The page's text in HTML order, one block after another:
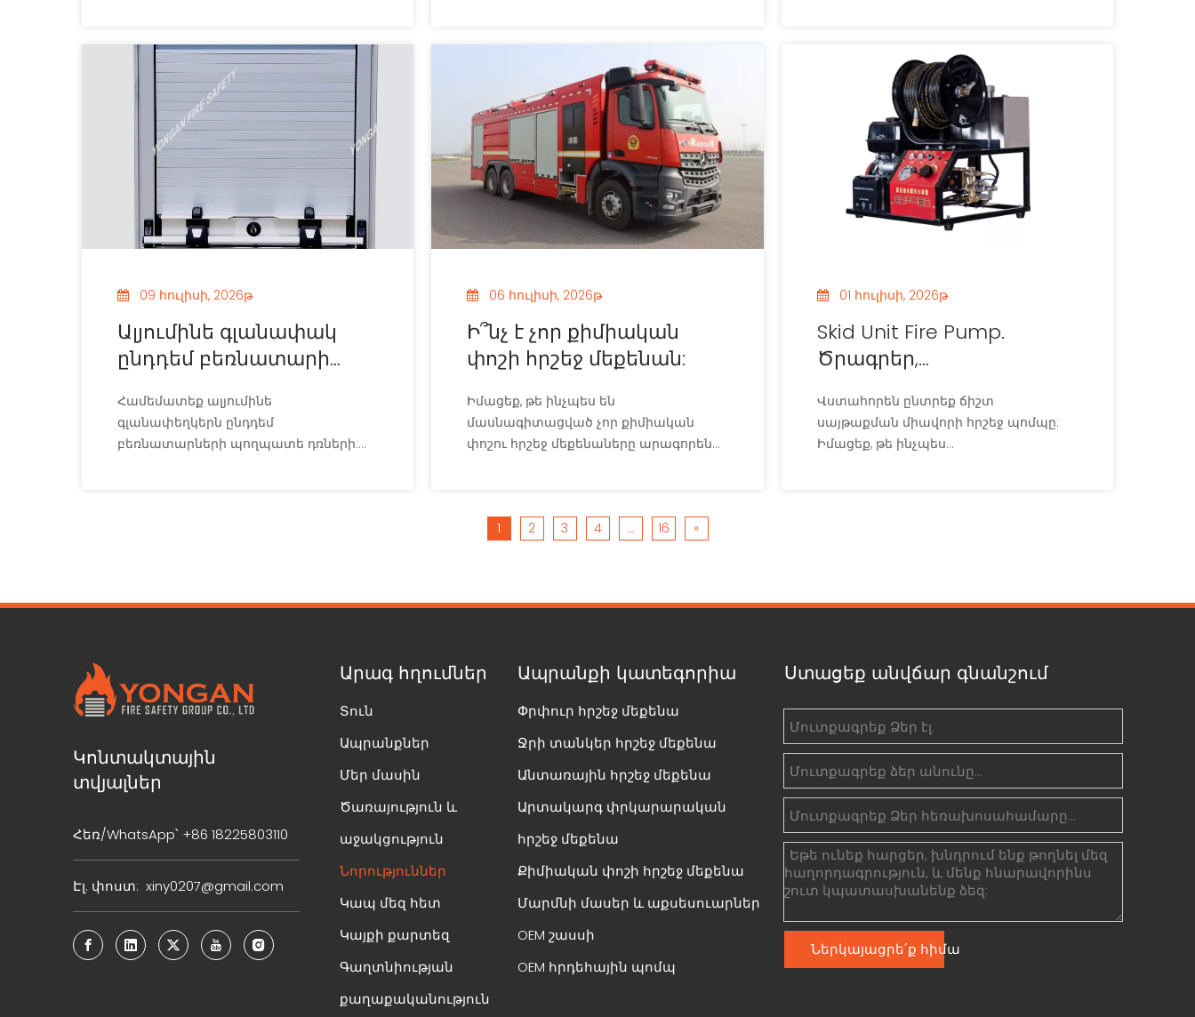
վարկանիշները և տեղադրման
ուղեցույցները ներսում:
թե ինչու է հիբրիդային դիզայնը
առավելագույնի հասցնում օգտակար
բեռը և էրգոնոմիկան:
հասցնել պահեստավորումը և
անձնակազմի անվտանգությունը:
09 հուլիսի, 2026թ
Ալյումինե գլանափակ
ընդդեմ բեռնատարի
ավելի լավ:
Համեմատեք ալյումինե
գլանափեղկերն ընդդեմ
բեռնատարների պողպատե դռների:
06 հուլիսի, 2026թ
Ի՞նչ է չոր քիմիական
փոշի հրշեջ մեքենան:
Իմացեք, թե ինչպես են
մասնագիտացված չոր քիմիական
փոշու հրշեջ մեքենաները արագորեն
պաշտպանելու համար:
01 հուլիսի, 2026թ
Skid Unit Fire Pump.
Ծրագրեր,
և գնման խորհուրդներ
Վստահորեն ընտրեք ճիշտ
սայթաքման միավորի հրշեջ պոմպը:
Իմացեք, թե ինչպես
1 2 3 4 ... 16 »
Կոնտակտային
տվյալներ
Հեռ/WhatsApp՝ +86 18225803110
Էլ. փոստ: xiny0207@gmail.com
Արագ հղումներ
Տուն
Ապրանքներ
Մեր մասին
Ծառայություն և
աջակցություն
Նորություններ
Կապ մեզ հետ
Կայքի քարտեզ
Գաղտնիության
քաղաքականություն
Ապրանքի կատեգորիա
Փրփուր հրշեջ մեքենա
Ջրի տանկեր հրշեջ մեքենա
Անտառային հրշեջ մեքենա
Արտակարգ փրկարարական
հրշեջ մեքենա
Քիմիական փոշի հրշեջ մեքենա
Մարմնի մասեր և աքսեսուարներ
OEM շասսի
OEM հրդեհային պոմպ
Ստացեք անվճար գնանշում
Ներկայացրե՛ք հիմա